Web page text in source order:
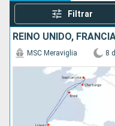
Filtrar
MSC Meraviglia 8 d